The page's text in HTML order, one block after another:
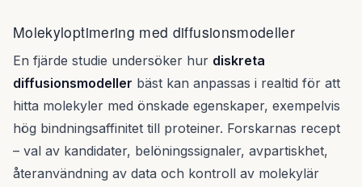
Molekyloptimering med diffusionsmodeller
En fjärde studie undersöker hur diskreta
diffusionsmodeller bäst kan anpassas i realtid för att
hitta molekyler med önskade egenskaper, exempelvis
hög bindningsaffinitet till proteiner. Forskarnas recept
– val av kandidater, belöningssignaler, avpartiskhet,
återanvändning av data och kontroll av molekylär